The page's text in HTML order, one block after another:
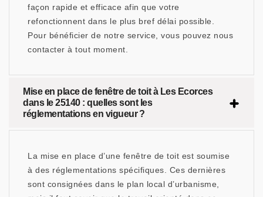
façon rapide et efficace afin que votre
refonctionnent dans le plus bref délai possible.
Pour bénéficier de notre service, vous pouvez nous
contacter à tout moment.
Mise en place de fenêtre de toit à Les Ecorces
dans le 25140 : quelles sont les
réglementations en vigueur ?
La mise en place d’une fenêtre de toit est soumise
à des réglementations spécifiques. Ces dernières
sont consignées dans le plan local d’urbanisme,